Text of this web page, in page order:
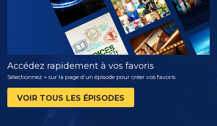
Accédez rapidement à vos favoris
Sélectionnez + sur la page d’un épisode pour créer vos favoris
VOIR TOUS LES ÉPISODES